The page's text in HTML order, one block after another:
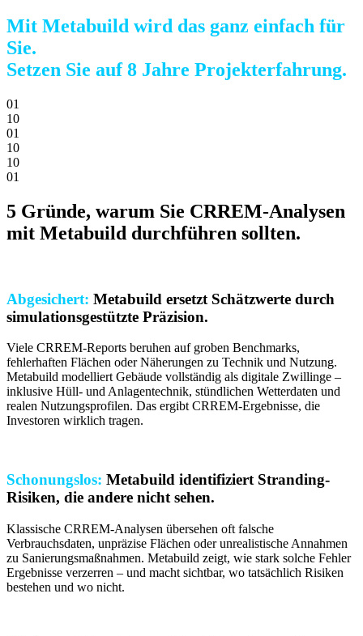
Mit Metabuild wird das ganz einfach für
Sie.
Setzen Sie auf 8 Jahre Projekterfahrung.
01
10
01
10
10
01
5 Gründe, warum Sie CRREM-Analysen
mit Metabuild durchführen sollten.
Abgesichert: Metabuild ersetzt Schätzwerte durch
simulationsgestützte Präzision.
Viele CRREM-Reports beruhen auf groben Benchmarks,
fehlerhaften Flächen oder Näherungen zu Technik und Nutzung.
Metabuild modelliert Gebäude vollständig als digitale Zwillinge –
inklusive Hüll- und Anlagentechnik, stündlichen Wetterdaten und
realen Nutzungsprofilen. Das ergibt CRREM-Ergebnisse, die
Investoren wirklich tragen.
Schonungslos: Metabuild identifiziert Stranding-
Risiken, die andere nicht sehen.
Klassische CRREM-Analysen übersehen oft falsche
Verbrauchsdaten, unpräzise Flächen oder unrealistische Annahmen
zu Sanierungsmaßnahmen. Metabuild zeigt, wie stark solche Fehler
Ergebnisse verzerren – und macht sichtbar, wo tatsächlich Risiken
bestehen und wo nicht.